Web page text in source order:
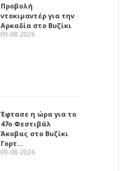
Προβολή
ντοκιμαντέρ για την
Αρκαδία στο Βυζίκι
09-08-2026
Έφτασε η ώρα για το
47ο Φεστιβάλ
Άκοβας στο Βυζίκι
Γορτ…
09-08-2026